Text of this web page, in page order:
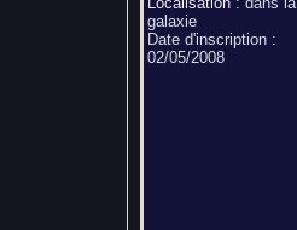
galaxie
Date d'inscription :
02/05/2008